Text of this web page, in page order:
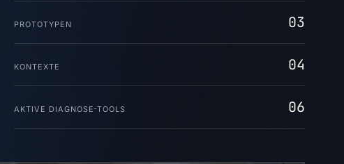
PROTOTYPEN 03
KONTEXTE 04
AKTIVE DIAGNOSE-TOOLS 06